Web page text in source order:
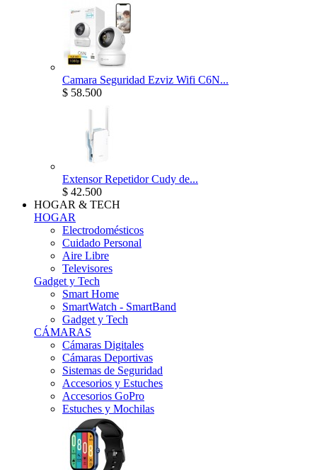
Camara Seguridad Ezviz Wifi C6N...
$ 58.500
Extensor Repetidor Cudy de...
$ 42.500
HOGAR & TECH
HOGAR
Electrodomésticos
Cuidado Personal
Aire Libre
Televisores
Gadget y Tech
Smart Home
SmartWatch - SmartBand
Gadget y Tech
CÁMARAS
Cámaras Digitales
Cámaras Deportivas
Sistemas de Seguridad
Accesorios y Estuches
Accesorios GoPro
Estuches y Mochilas